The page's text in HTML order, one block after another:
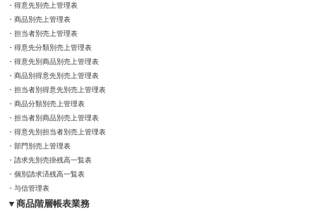
得意先別売上管理表
商品別売上管理表
担当者別売上管理表
得意先分類別売上管理表
得意先別商品別売上管理表
商品別得意先別売上管理表
担当者別得意先別売上管理表
商品分類別売上管理表
担当者別商品別売上管理表
得意先別担当者別売上管理表
部門別売上管理表
請求先別売掛残高一覧表
個別請求済残高一覧表
与信管理表
商品階層帳表業務